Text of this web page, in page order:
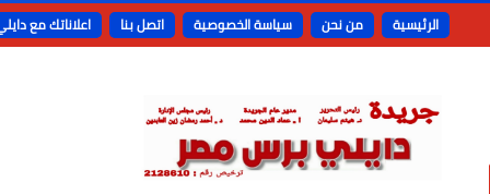
الرئيسية من نحن سياسة الخصوصية اتصل بنا اعلاناتك مع